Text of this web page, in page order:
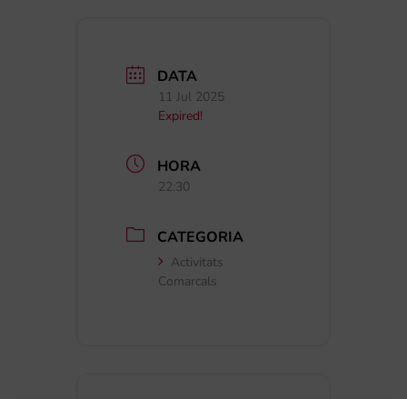
DATA
11 Jul 2025
Expired!
HORA
22:30
CATEGORIA
Activitats
Comarcals